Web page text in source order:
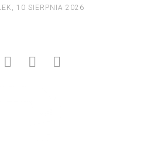
10 SIERPNIA 2026